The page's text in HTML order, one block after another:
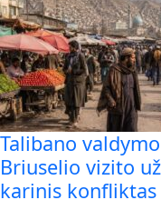
Talibano
Briuselio vizito
karinis konfliktas